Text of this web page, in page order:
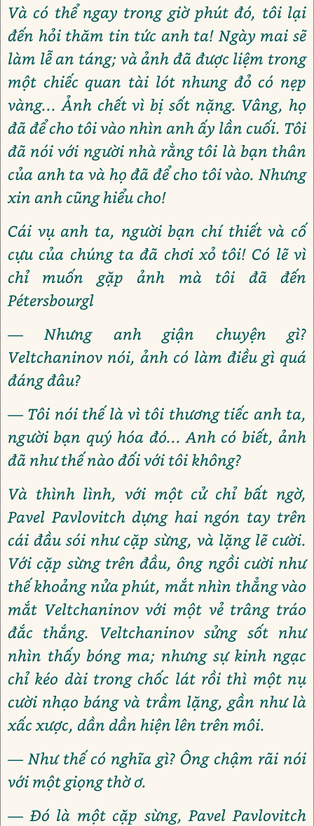
Và có thể ngay trong giờ phút đó, tôi lại
đến hỏi thăm tin tức anh ta! Ngày mai sẽ
làm lễ an táng; và ảnh đã được liệm trong
một chiếc quan tài lót nhung đỏ có nẹp
vàng... Ảnh chết vì bị sốt nặng. Vâng, họ
đã để cho tôi vào nhìn anh ấy lần cuối. Tôi
đã nói với người nhà rằng tôi là bạn thân
của anh ta và họ đã để cho tôi vào. Nhưng
xin anh cũng hiểu cho!
Cái vụ anh ta, người bạn chí thiết và cố
cựu của chúng ta đã chơi xỏ tôi! Có lẽ vì
chỉ muốn gặp ảnh mà tôi đã đến
Pétersbourgl
— Nhưng anh giận chuyện gì?
Veltchaninov nói, ảnh có làm điều gì quá
đáng đâu?
— Tôi nói thế là vì tôi thương tiếc anh ta,
người bạn quý hóa đó... Anh có biết, ảnh
đã như thế nào đối với tôi không?
Và thình lình, với một cử chỉ bất ngờ,
Pavel Pavlovitch dựng hai ngón tay trên
cái đầu sói như cặp sừng, và lặng lẽ cười.
Với cặp sừng trên đầu, ông ngồi cười như
thế khoảng nửa phút, mắt nhìn thẳng vào
mắt Veltchaninov với một vẻ trâng tráo
đắc thắng. Veltchaninov sửng sốt như
nhìn thấy bóng ma; nhưng sự kinh ngạc
chỉ kéo dài trong chốc lát rồi thì một nụ
cười nhạo báng và trầm lặng, gần như là
xấc xược, dần dần hiện lên trên môi.
— Như thế có nghĩa gì? Ông chậm rãi nói
với một giọng thờ ơ.
— Đó là một cặp sừng, Pavel Pavlovitch